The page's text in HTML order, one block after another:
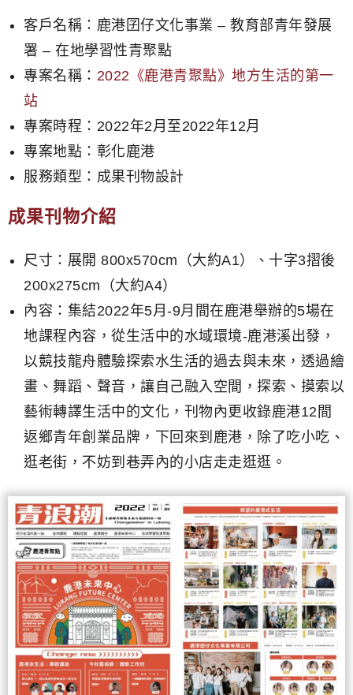
客戶名稱：鹿港囝仔文化事業 – 教育部青年發展
署 – 在地學習性青聚點
專案名稱： 2022《鹿港青聚點》地方生活的第一
站
專案時程：2022年2月至2022年12月
專案地點：彰化鹿港
服務類型：成果刊物設計
成果刊物介紹
尺寸：展開 800x570cm（大約A1）、十字3摺後
200x275cm（大約A4）
內容：集結2022年5月-9月間在鹿港舉辦的5場在
地課程內容，從生活中的水域環境-鹿港溪出發，
以競技龍舟體驗探索水生活的過去與未來，透過繪
畫、舞蹈、聲音，讓自己融入空間，探索、摸索以
藝術轉譯生活中的文化，刊物內更收錄鹿港12間
返鄉青年創業品牌，下回來到鹿港，除了吃小吃、
逛老街，不妨到巷弄內的小店走走逛逛。